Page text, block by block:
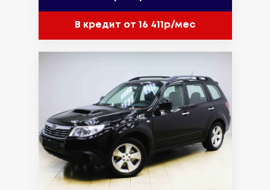
В кредит от 16 411р/мес